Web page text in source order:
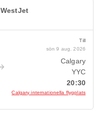
WestJet
Till
sön 9 aug. 2026
Calgary
YYC
20:30
Calgary internationella flygplats